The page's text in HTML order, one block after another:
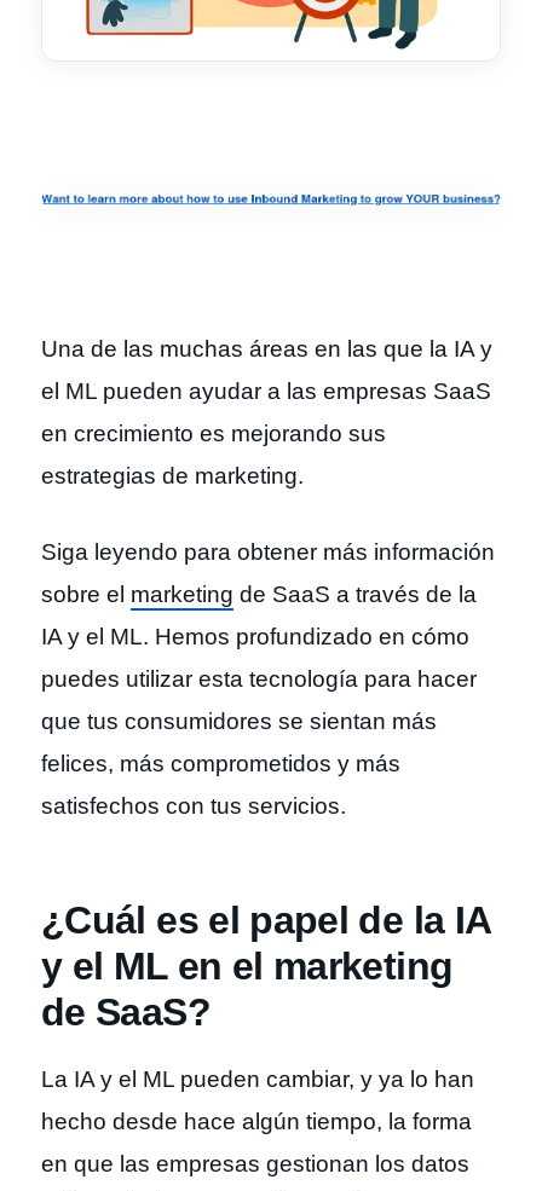
Una de las muchas áreas en las que la IA y
el ML pueden ayudar a las empresas SaaS
en crecimiento es mejorando sus
estrategias de marketing.
Siga leyendo para obtener más información
sobre el marketing de SaaS a través de la
IA y el ML. Hemos profundizado en cómo
puedes utilizar esta tecnología para hacer
que tus consumidores se sientan más
felices, más comprometidos y más
satisfechos con tus servicios.
¿Cuál es el papel de la IA
y el ML en el marketing
de SaaS?
La IA y el ML pueden cambiar, y ya lo han
hecho desde hace algún tiempo, la forma
en que las empresas gestionan los datos